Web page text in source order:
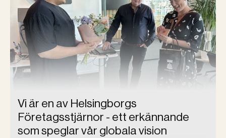
Vi är en av Helsingborgs
Företagsstjärnor - ett erkännande
som speglar vår globala vision